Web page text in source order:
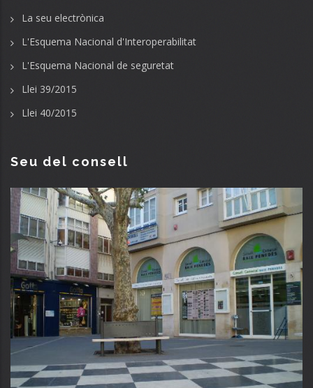
La seu electrònica
L'Esquema Nacional d'Interoperabilitat
L'Esquema Nacional de seguretat
Llei 39/2015
Llei 40/2015
Seu del consell